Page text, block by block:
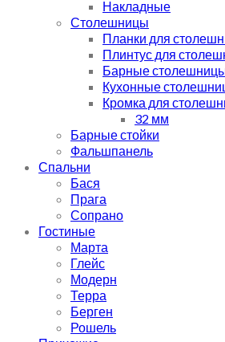
Накладные
Столешницы
Планки для
Плинтус для
Барные
Кухонные
Кромка для
32 мм
Барные стойки
Фальшпанель
Спальни
Бася
Прага
Сопрано
Гостиные
Марта
Глейс
Модерн
Терра
Берген
Рошель